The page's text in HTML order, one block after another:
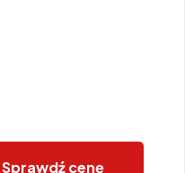
Sprawdź cenę